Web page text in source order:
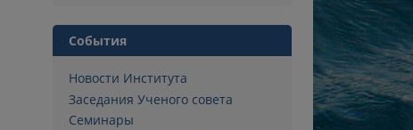
События
Новости Института
Заседания Ученого совета
Семинары